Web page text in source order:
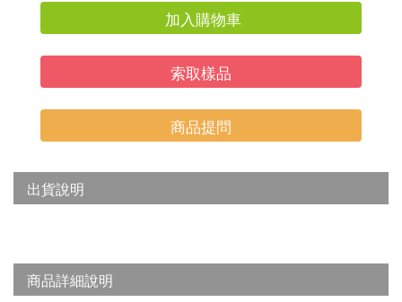
加入購物車
索取樣品
商品提問
出貨說明
商品詳細說明